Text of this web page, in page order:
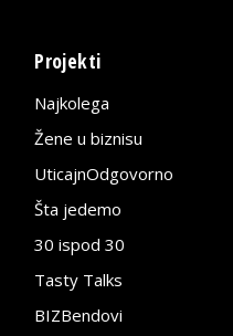
Projekti
Najkolega
Žene u biznisu
UticajnOdgovorno
Šta jedemo
30 ispod 30
Tasty Talks
BIZBendovi